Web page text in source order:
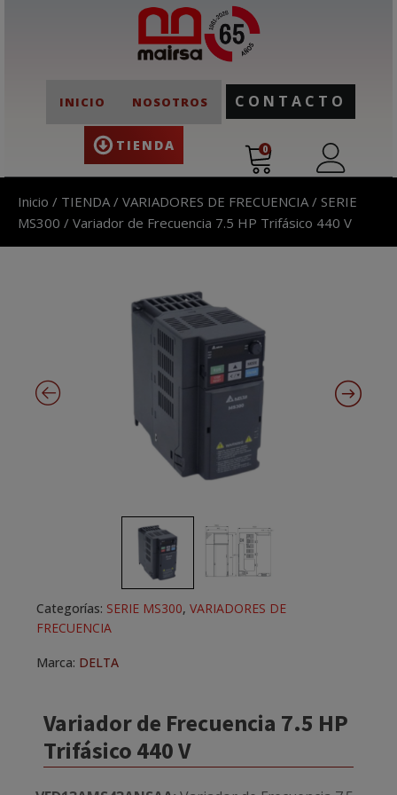
INICIO NOSOTROS
TIENDA
CONTACTO
0
Inicio / TIENDA / VARIADORES DE FRECUENCIA / SERIE
MS300 / Variador de Frecuencia 7.5 HP Trifásico 440 V
Variador de Frecuencia 7.5 HP
Trifásico 440 V
Categorías: SERIE MS300, VARIADORES DE
FRECUENCIA
Marca: DELTA